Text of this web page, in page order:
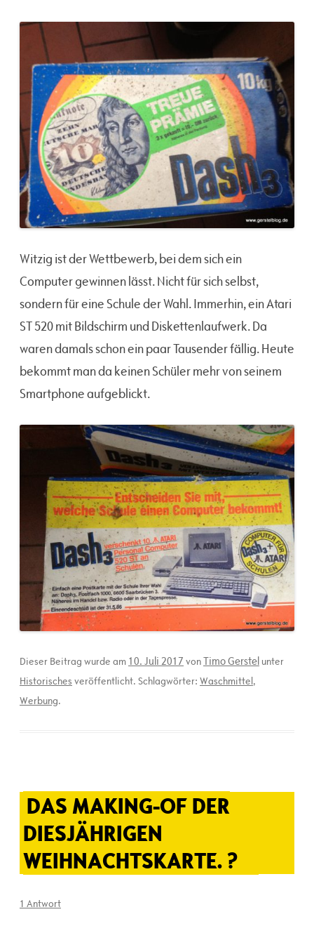
Witzig ist der Wettbewerb, bei dem sich ein
Computer gewinnen lässt. Nicht für sich selbst,
sondern für eine Schule der Wahl. Immerhin, ein Atari
ST 520 mit Bildschirm und Diskettenlaufwerk. Da
waren damals schon ein paar Tausender fällig. Heute
bekommt man da keinen Schüler mehr von seinem
Smartphone aufgeblickt.
Dieser Beitrag wurde am 10. Juli 2017 vonTimo Gerstel unter
Historisches veröffentlicht. Schlagwörter: Waschmittel ,
Werbung.
DAS MAKING-OF DER
DIESJÄHRIGEN
WEIHNACHTSKARTE. ?
1 Antwort